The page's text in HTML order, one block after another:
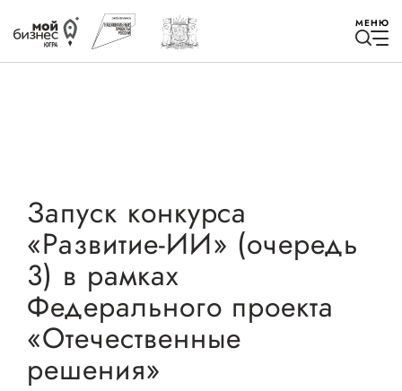
МЕНЮ
Быть в курсе
Истории успеха
Мероприятия
Новости
Запуск конкурса
«Развитие-ИИ» (очередь
3) в рамках
Федерального проекта
«Отечественные
решения»